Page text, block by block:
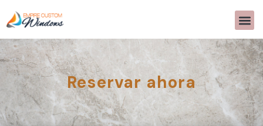
Reservar ahora